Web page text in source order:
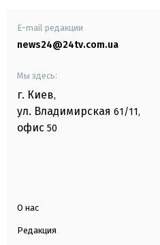
E-mail редакции
news24@24tv.com.ua
Мы здесь:
г. Киев,
ул. Владимирская 61/11,
офис 50
О нас
Редакция